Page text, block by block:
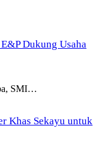
Dukung Usaha
SMI…
Khas Sekayu untuk